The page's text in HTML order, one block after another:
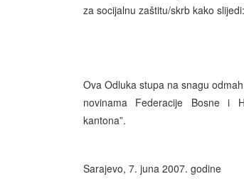
za socijalnu zaštitu/skrb kako
Ova Odluka stupa na snagu
novinama Federacije Bosne i
kantona”.
Sarajevo, 7. juna 2007. godine